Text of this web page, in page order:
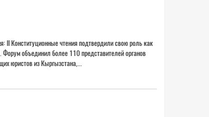
II Конституционные чтения подтвердили свою роль как
Форум объединил более 110 представителей органов
юристов из Кыргызстана,...